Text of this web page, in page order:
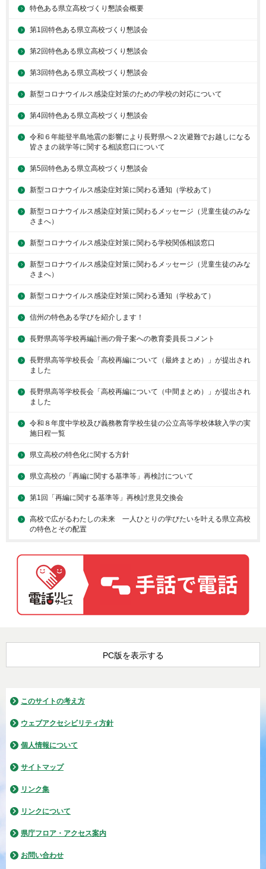
特色ある県立高校づくり懇談会概要
第1回特色ある県立高校づくり懇談会
第2回特色ある県立高校づくり懇談会
第3回特色ある県立高校づくり懇談会
新型コロナウイルス感染症対策のための学校の対応について
第4回特色ある県立高校づくり懇談会
令和６年能登半島地震の影響により長野県へ２次避難でお越しになる
皆さまの就学等に関する相談窓口について
第5回特色ある県立高校づくり懇談会
新型コロナウイルス感染症対策に関わる通知（学校あて）
新型コロナウイルス感染症対策に関わるメッセージ（児童生徒のみな
さまへ）
新型コロナウイルス感染症対策に関わる学校関係相談窓口
新型コロナウイルス感染症対策に関わるメッセージ（児童生徒のみな
さまへ）
新型コロナウイルス感染症対策に関わる通知（学校あて）
信州の特色ある学びを紹介します！
長野県高等学校再編計画の骨子案への教育委員長コメント
長野県高等学校長会「高校再編について（最終まとめ）」が提出され
ました
長野県高等学校長会「高校再編について（中間まとめ）」が提出され
ました
令和８年度中学校及び義務教育学校生徒の公立高等学校体験入学の実
施日程一覧
県立高校の特色化に関する方針
県立高校の「再編に関する基準等」再検討について
第1回「再編に関する基準等」再検討意見交換会
高校で広がるわたしの未来 一人ひとりの学びたいを叶える県立高校
の特色とその配置
PC版を表示する
このサイトの考え方
ウェブアクセシビリティ方針
個人情報について
サイトマップ
リンク集
リンクについて
県庁フロア・アクセス案内
お問い合わせ